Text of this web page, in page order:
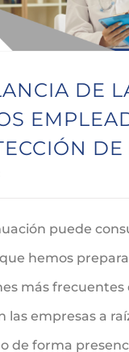
DE
DE
puede
hemos
más frecuentes
las empresas a
de forma